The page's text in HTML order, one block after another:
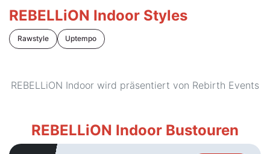
REBELLiON Indoor Styles
Rawstyle Uptempo
REBELLiON Indoor wird präsentiert von Rebirth Events
REBELLiON Indoor Bustouren